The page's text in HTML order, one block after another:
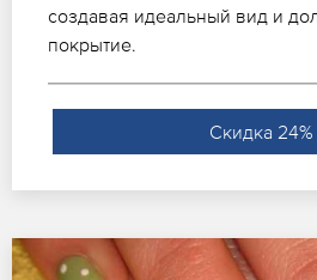
создавая идеальный вид и
покрытие.
Скидка 24%